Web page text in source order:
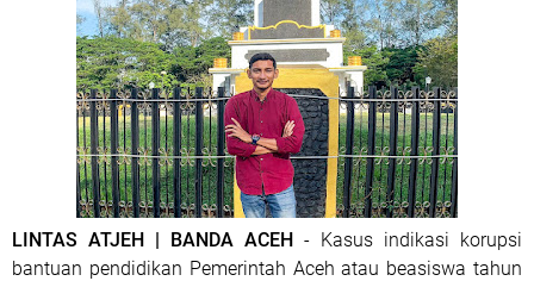
LINTAS ATJEH | BANDA ACEH - Kasus indikasi korupsi
bantuan pendidikan Pemerintah Aceh atau beasiswa tahun